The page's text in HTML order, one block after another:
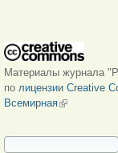
Материалы журнала
по лицензии Creative
Всемирная(внешняя
ФОРМА ПОИСКА